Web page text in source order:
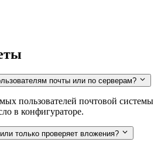
почты или по серверам?
пользователей почтовой системы
в конфигураторе.
только проверяет вложения?